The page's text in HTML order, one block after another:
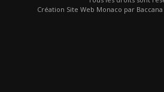
Création Site Web Monaco par